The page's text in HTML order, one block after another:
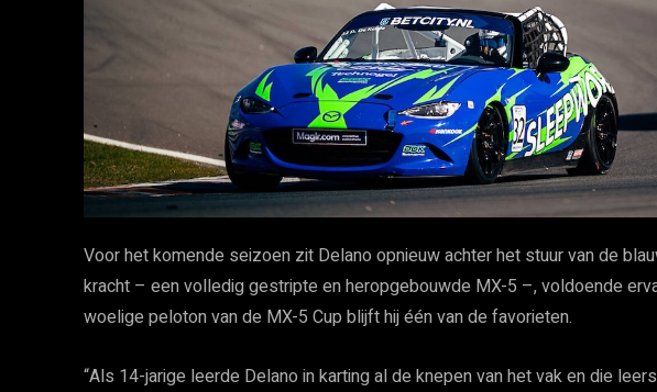
Voor het komende seizoen zit Delano opnieuw achter het stuur van de
kracht – een volledig gestripte en heropgebouwde MX-5 –, voldoende
woelige peloton van de MX-5 Cup blijft hij één van de favorieten.
“Als 14-jarige leerde Delano in karting al de knepen van het vak en die